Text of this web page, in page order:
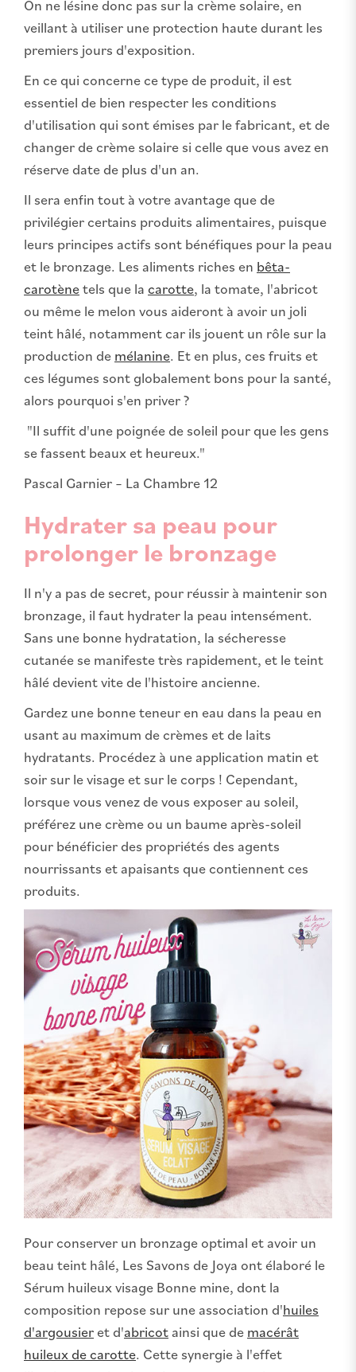
On ne lésine donc pas sur la crème solaire, en
veillant à utiliser une protection haute durant les
premiers jours d'exposition.
En ce qui concerne ce type de produit, il est
essentiel de bien respecter les conditions
d'utilisation qui sont émises par le fabricant, et de
changer de crème solaire si celle que vous avez en
réserve date de plus d'un an.
Il sera enfin tout à votre avantage que de
privilégier certains produits alimentaires, puisque
leurs principes actifs sont bénéfiques pour la peau
et le bronzage. Les aliments riches en bêta-
carotènetels que la carotte, la tomate, l'abricot
ou même le melon vous aideront à avoir un joli
teint hâlé, notamment car ils jouent un rôle sur la
production de mélanine. Et en plus, ces fruits et
ces légumes sont globalement bons pour la santé,
alors pourquoi s'en priver ?
"Il suffit d'une poignée de soleil pour que les gens
se fassent beaux et heureux."
Pascal Garnier – La Chambre 12
Hydrater sa peau pour
prolonger le bronzage
Il n'y a pas de secret, pour réussir à maintenir son
bronzage, il faut hydrater la peau intensément.
Sans une bonne hydratation, la sécheresse
cutanée se manifeste très rapidement, et le teint
hâlé devient vite de l'histoire ancienne.
Gardez une bonne teneur en eau dans la peau en
usant au maximum de crèmes et de laits
hydratants. Procédez à une application matin et
soir sur le visage et sur le corps ! Cependant,
lorsque vous venez de vous exposer au soleil,
préférez une crème ou un baume après-soleil
pour bénéficier des propriétés des agents
nourrissants et apaisants que contiennent ces
produits.
Pour conserver un bronzage optimal et avoir un
beau teint hâlé, Les Savons de Joya ont élaboré le
Sérum huileux visage Bonne mine, dont la
composition repose sur une association d'huiles
d'argousieret d'abricot ainsi que de macérât
huileux de carotte. Cette synergie à l'effet